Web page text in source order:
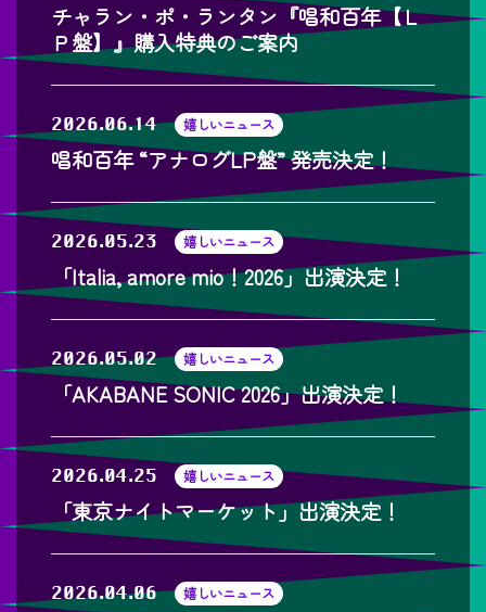
チャラン・ポ・ランタン『唱和百年【Ｌ
Ｐ盤】』購入特典のご案内
2026.06.14 嬉しいニュース
唱和百年 “アナログLP盤” 発売決定！
2026.05.23 嬉しいニュース
「Italia, amore mio！2026」出演決定！
2026.05.02 嬉しいニュース
「AKABANE SONIC 2026」出演決定！
2026.04.25 嬉しいニュース
「東京ナイトマーケット」出演決定！
2026.04.06 嬉しいニュース